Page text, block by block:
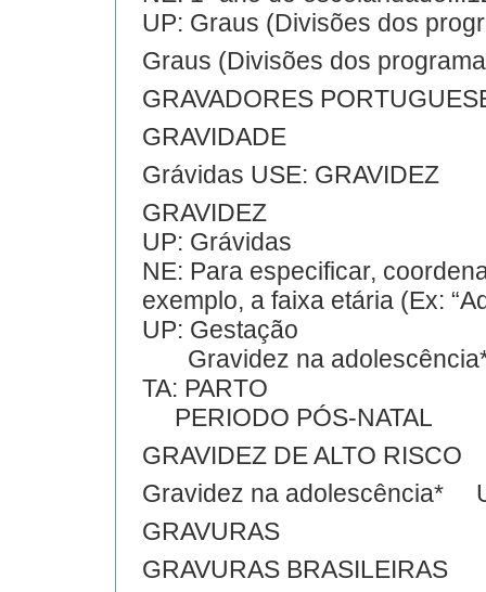
UP: Graus (Divisões dos
Graus (Divisões dos
GRAVADORES
GRAVIDADE
Grávidas USE: GRAVIDEZ
GRAVIDEZ
UP: Grávidas
NE: Para especificar,
exemplo, a faixa etária (Ex:
UP: Gestação
Gravidez na
TA: PARTO
PERIODO PÓS-NATAL
GRAVIDEZ DE ALTO RISCO
Gravidez na adolescência*
GRAVURAS
GRAVURAS BRASILEIRAS